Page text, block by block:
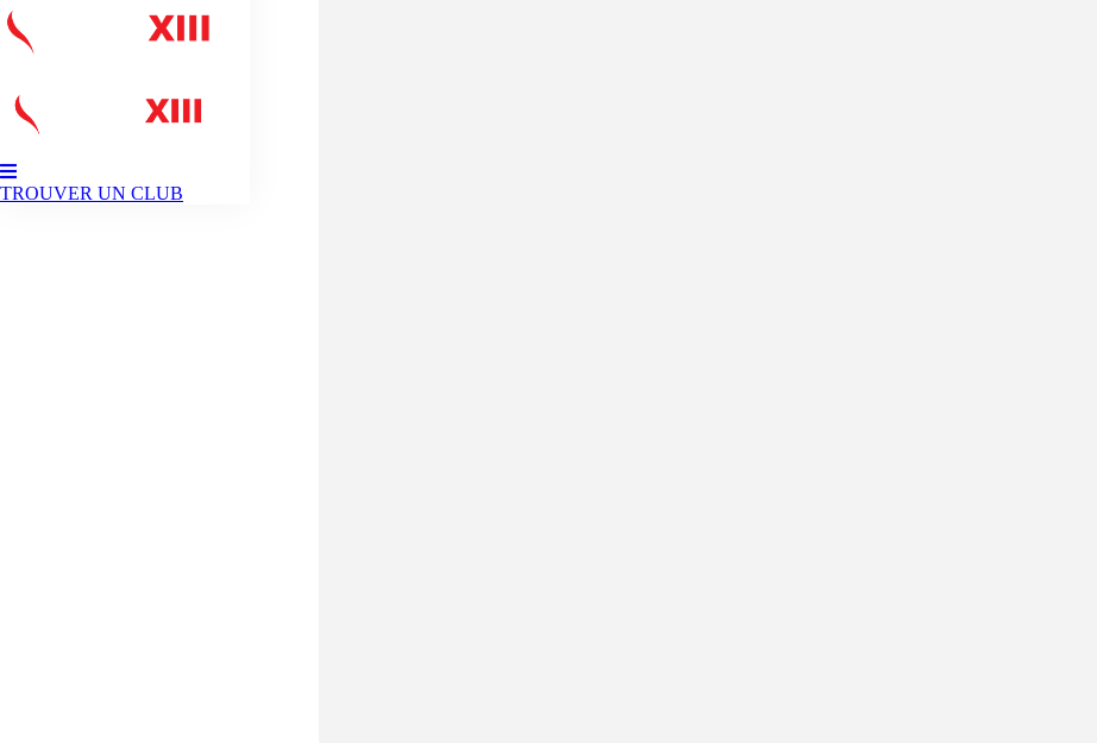
TROUVER UN CLUB